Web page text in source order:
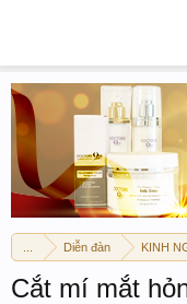
Diễn đàn KINH
Cắt mí mắt